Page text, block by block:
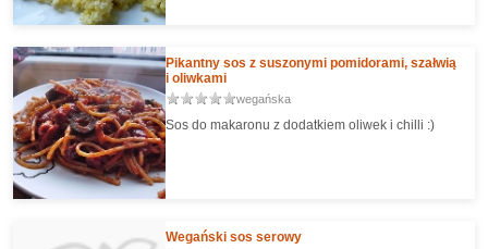
Pikantny sos z suszonymi pomidorami, szałwią
i oliwkami
wegańska
Sos do makaronu z dodatkiem oliwek i chilli :)
Wegański sos serowy